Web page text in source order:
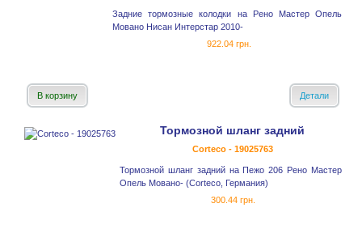
Задние тормозные колодки на Рено Мастер Опель
Мовано Нисан Интерстар 2010-
922.04 грн.
В корзину Детали
Тормозной шланг задний
Corteco - 19025763
Тормозной шланг задний на Пежо 206 Рено Мастер
Опель Мовано- (Corteco, Германия)
300.44 грн.